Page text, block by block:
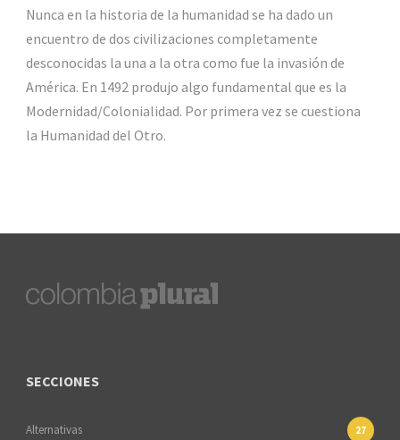
Nunca en la historia de la humanidad se ha dado un
encuentro de dos civilizaciones completamente
desconocidas la una a la otra como fue la invasión de
América. En 1492 produjo algo fundamental que es la
Modernidad/Colonialidad. Por primera vez se cuestiona
la Humanidad del Otro.
SECCIONES
Alternativas 27